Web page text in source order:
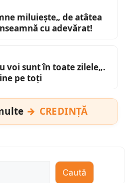
miluiește„ de atâtea
cu adevărat!
voi sunt în toate zilele„.
pe toți
CREDINȚĂ
Caută